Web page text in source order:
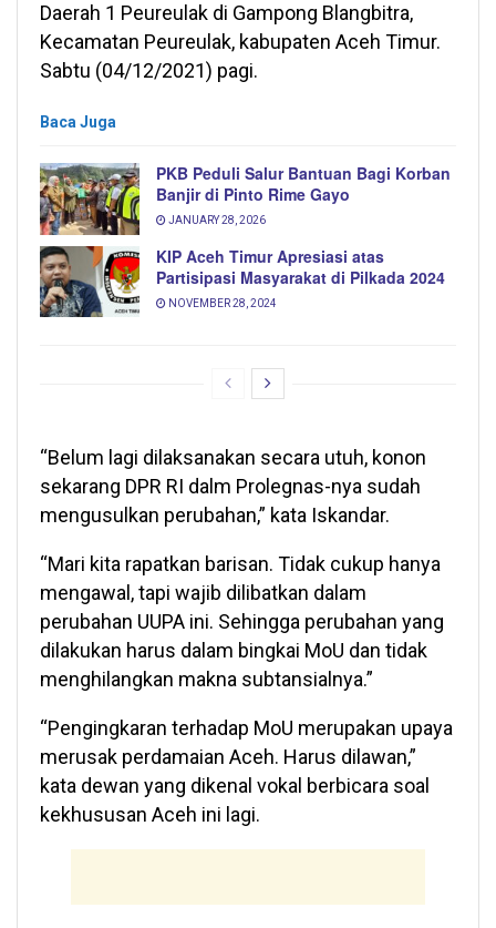
Daerah 1 Peureulak di Gampong Blangbitra,
Kecamatan Peureulak, kabupaten Aceh Timur.
Sabtu (04/12/2021) pagi.
Baca Juga
PKB Peduli Salur Bantuan Bagi Korban
Banjir di Pinto Rime Gayo
JANUARY 28, 2026
KIP Aceh Timur Apresiasi atas
Partisipasi Masyarakat di Pilkada 2024
NOVEMBER 28, 2024
“Belum lagi dilaksanakan secara utuh, konon
sekarang DPR RI dalm Prolegnas-nya sudah
mengusulkan perubahan,” kata Iskandar.
“Mari kita rapatkan barisan. Tidak cukup hanya
mengawal, tapi wajib dilibatkan dalam
perubahan UUPA ini. Sehingga perubahan yang
dilakukan harus dalam bingkai MoU dan tidak
menghilangkan makna subtansialnya.”
“Pengingkaran terhadap MoU merupakan upaya
merusak perdamaian Aceh. Harus dilawan,”
kata dewan yang dikenal vokal berbicara soal
kekhususan Aceh ini lagi.